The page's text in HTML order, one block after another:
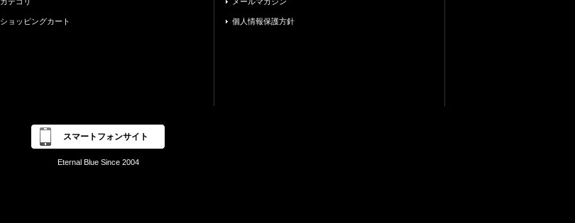
ショッピングカート 個人情報保護方針
スマートフォンサイト
Eternal Blue Since 2004